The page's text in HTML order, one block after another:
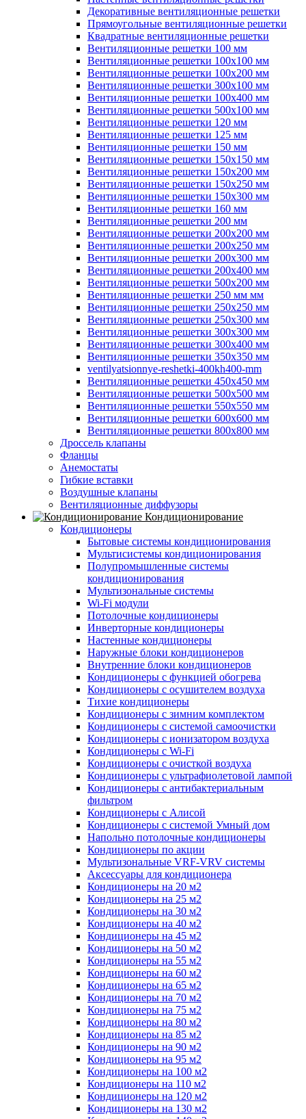
Декоративные вентиляционные решетки
Прямоугольные вентиляционные решетки
Квадратные вентиляционные решетки
Вентиляционные решетки 100 мм
Вентиляционные решетки 100х100 мм
Вентиляционные решетки 100х200 мм
Вентиляционные решетки 300х100 мм
Вентиляционные решетки 100х400 мм
Вентиляционные решетки 500х100 мм
Вентиляционные решетки 120 мм
Вентиляционные решетки 125 мм
Вентиляционные решетки 150 мм
Вентиляционные решетки 150х150 мм
Вентиляционные решетки 150х200 мм
Вентиляционные решетки 150х250 мм
Вентиляционные решетки 150х300 мм
Вентиляционные решетки 160 мм
Вентиляционные решетки 200 мм
Вентиляционные решетки 200х200 мм
Вентиляционные решетки 200х250 мм
Вентиляционные решетки 200х300 мм
Вентиляционные решетки 200х400 мм
Вентиляционные решетки 500х200 мм
Вентиляционные решетки 250 мм мм
Вентиляционные решетки 250х250 мм
Вентиляционные решетки 250х300 мм
Вентиляционные решетки 300х300 мм
Вентиляционные решетки 300х400 мм
Вентиляционные решетки 350х350 мм
ventilyatsionnye-reshetki-400kh400-mm
Вентиляционные решетки 450х450 мм
Вентиляционные решетки 500х500 мм
Вентиляционные решетки 550х550 мм
Вентиляционные решетки 600х600 мм
Вентиляционные решетки 800х800 мм
Дроссель клапаны
Фланцы
Анемостаты
Гибкие вставки
Воздушные клапаны
Вентиляционные диффузоры
Кондиционирование
Кондиционеры
Бытовые системы кондиционирования
Мультисистемы кондиционирования
Полупромышленные системы
кондиционирования
Мультизональные системы
Wi-Fi модули
Потолочные кондиционеры
Инверторные кондиционеры
Настенные кондиционеры
Наружные блоки кондиционеров
Внутренние блоки кондиционеров
Кондиционеры с функцией обогрева
Кондиционеры с осушителем воздуха
Тихие кондиционеры
Кондиционеры с зимним комплектом
Кондиционеры с системой самоочистки
Кондиционеры с ионизатором воздуха
Кондиционеры с Wi-Fi
Кондиционеры с очисткой воздуха
Кондиционеры с ультрафиолетовой лампой
Кондиционеры с антибактериальным
фильтром
Кондиционеры с Алисой
Кондиционеры с системой Умный дом
Напольно потолочные кондиционеры
Кондиционеры по акции
Мультизональные VRF-VRV системы
Аксессуары для кондиционера
Кондиционеры на 20 м2
Кондиционеры на 25 м2
Кондиционеры на 30 м2
Кондиционеры на 40 м2
Кондиционеры на 45 м2
Кондиционеры на 50 м2
Кондиционеры на 55 м2
Кондиционеры на 60 м2
Кондиционеры на 65 м2
Кондиционеры на 70 м2
Кондиционеры на 75 м2
Кондиционеры на 80 м2
Кондиционеры на 85 м2
Кондиционеры на 90 м2
Кондиционеры на 95 м2
Кондиционеры на 100 м2
Кондиционеры на 110 м2
Кондиционеры на 120 м2
Кондиционеры на 130 м2